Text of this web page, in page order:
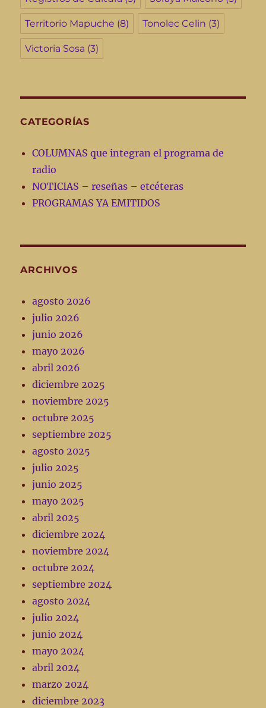
Territorio Mapuche (8) Tonolec Celin (3)
Victoria Sosa (3)
CATEGORÍAS
COLUMNAS que integran el programa de
radio
NOTICIAS – reseñas – etcéteras
PROGRAMAS YA EMITIDOS
ARCHIVOS
agosto 2026
julio 2026
junio 2026
mayo 2026
abril 2026
diciembre 2025
noviembre 2025
octubre 2025
septiembre 2025
agosto 2025
julio 2025
junio 2025
mayo 2025
abril 2025
diciembre 2024
noviembre 2024
octubre 2024
septiembre 2024
agosto 2024
julio 2024
junio 2024
mayo 2024
abril 2024
marzo 2024
diciembre 2023